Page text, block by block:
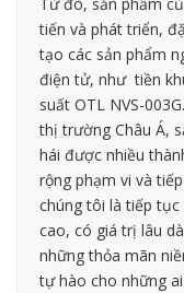
tiến và phát triển,
tạo các sản phẩm
điện tử, như tiền
suất OTL NVS-
thị trường Châu Á,
hái được nhiều
rộng phạm vi và
chúng tôi là tiếp
cao, có giá trị lâu
những thỏa mãn
tự hào cho những